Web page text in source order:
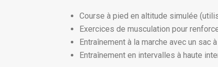
Course à pied en altitude simulée
Exercices de musculation pour
Entraînement à la marche avec un sac
Entraînement en intervalles à haute